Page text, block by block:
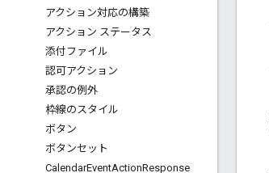
アクション対応の構築
アクション ステータス
添付ファイル
認可アクション
承認の例外
枠線のスタイル
ボタン
ボタンセット
CalendarEventActionResponse